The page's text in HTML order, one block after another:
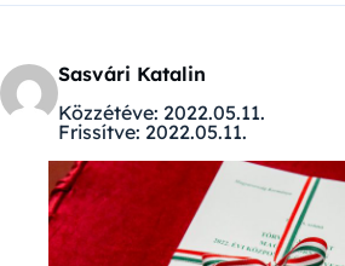
Sasvári Katalin
Közzétéve: 2022.05.11.
Frissítve: 2022.05.11.